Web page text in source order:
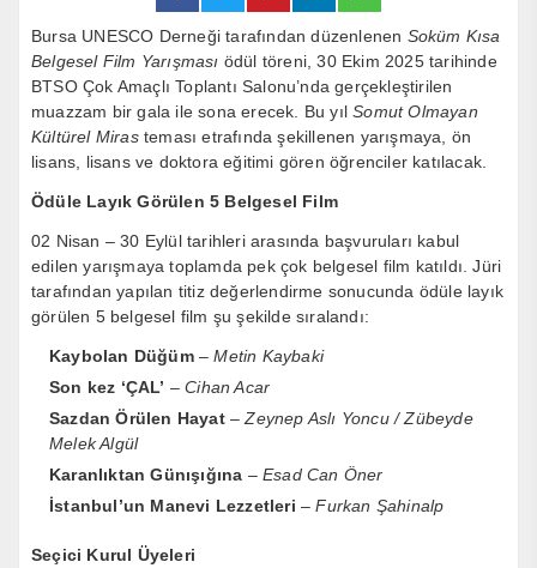
Bursa UNESCO Derneği tarafından düzenlenen Soküm Kısa
Belgesel Film Yarışması ödül töreni, 30 Ekim 2025 tarihinde
BTSO Çok Amaçlı Toplantı Salonu’nda gerçekleştirilen
muazzam bir gala ile sona erecek. Bu yılSomut Olmayan
Kültürel Mirasteması etrafında şekillenen yarışmaya, ön
lisans, lisans ve doktora eğitimi gören öğrenciler katılacak.
Ödüle Layık Görülen 5 Belgesel Film
02 Nisan – 30 Eylül tarihleri arasında başvuruları kabul
edilen yarışmaya toplamda pek çok belgesel film katıldı. Jüri
tarafından yapılan titiz değerlendirme sonucunda ödüle layık
görülen 5 belgesel film şu şekilde sıralandı:
Kaybolan Düğüm–Metin Kaybaki
Son kez ‘ÇAL’ –Cihan Acar
Sazdan Örülen Hayat–Zeynep Aslı Yoncu / Zübeyde
Melek Algül
Karanlıktan Günışığına –Esad Can Öner
İstanbul’un Manevi Lezzetleri –Furkan Şahinalp
Seçici Kurul Üyeleri